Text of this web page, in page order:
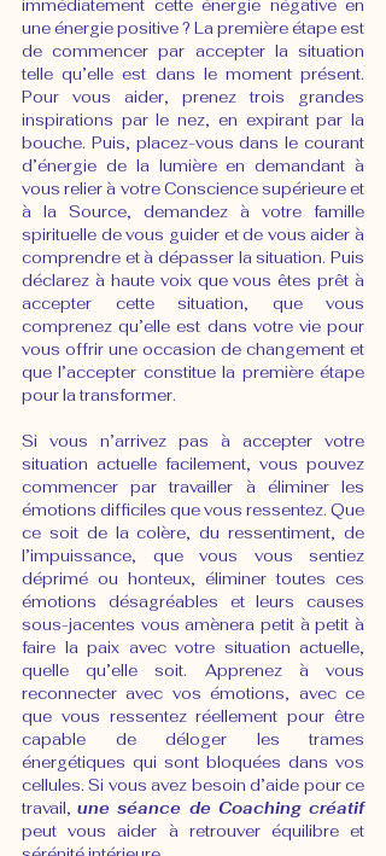
immédiatement cette énergie négative en
une énergie positive ? La première étape est
de commencer par accepter la situation
telle qu’elle est dans le moment présent.
Pour vous aider, prenez trois grandes
inspirations par le nez, en expirant par la
bouche. Puis, placez-vous dans le courant
d’énergie de la lumière en demandant à
vous relier à votre Conscience supérieure et
à la Source, demandez à votre famille
spirituelle de vous guider et de vous aider à
comprendre et à dépasser la situation. Puis
déclarez à haute voix que vous êtes prêt à
accepter cette situation, que vous
comprenez qu’elle est dans votre vie pour
vous offrir une occasion de changement et
que l’accepter constitue la première étape
pour la transformer.
Si vous n’arrivez pas à accepter votre
situation actuelle facilement, vous pouvez
commencer par travailler à éliminer les
émotions difficiles que vous ressentez. Que
ce soit de la colère, du ressentiment, de
l’impuissance, que vous vous sentiez
déprimé ou honteux, éliminer toutes ces
émotions désagréables et leurs causes
sous-jacentes vous amènera petit à petit à
faire la paix avec votre situation actuelle,
quelle qu’elle soit. Apprenez à vous
reconnecter avec vos émotions, avec ce
que vous ressentez réellement pour être
capable de déloger les trames
énergétiques qui sont bloquées dans vos
cellules. Si vous avez besoin d’aide pour ce
travail, une séance de Coaching créatif
peut vous aider à retrouver équilibre et